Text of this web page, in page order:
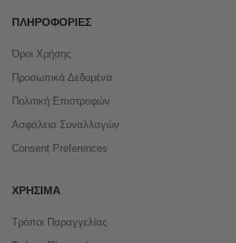
ΠΛΗΡΟΦΟΡΊΕΣ
Όροι Χρήσης
Προσωπικά Δεδομένα
Πολιτική Επιστροφών
Ασφάλεια Συναλλαγών
Consent Preferences
ΧΡΉΣΙΜΑ
Τρόποι Παραγγελίας